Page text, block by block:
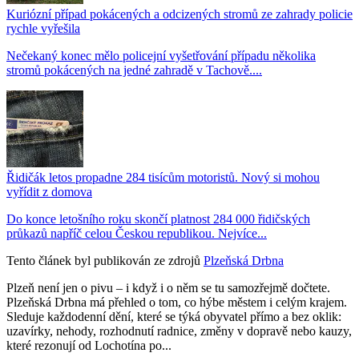
Kuriózní případ pokácených a odcizených stromů ze zahrady policie
rychle vyřešila
Nečekaný konec mělo policejní vyšetřování případu několika
stromů pokácených na jedné zahradě v Tachově....
Řidičák letos propadne 284 tisícům motoristů. Nový si mohou
vyřídit z domova
Do konce letošního roku skončí platnost 284 000 řidičských
průkazů napříč celou Českou republikou. Nejvíce...
Tento článek byl publikován ze zdrojů Plzeňská Drbna
Plzeň není jen o pivu – i když i o něm se tu samozřejmě dočtete.
Plzeňská Drbna má přehled o tom, co hýbe městem i celým krajem.
Sleduje každodenní dění, které se týká obyvatel přímo a bez oklik:
uzavírky, nehody, rozhodnutí radnice, změny v dopravě nebo kauzy,
které rezonují od Lochotína po...